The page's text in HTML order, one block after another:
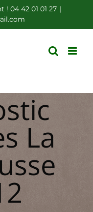
! 04 42 01 01 27 |
La